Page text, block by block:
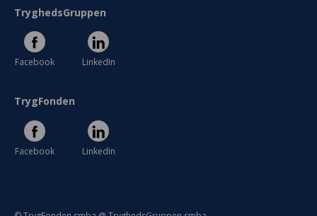
TryghedsGruppen
Facebook LinkedIn
TrygFonden
Facebook LinkedIn